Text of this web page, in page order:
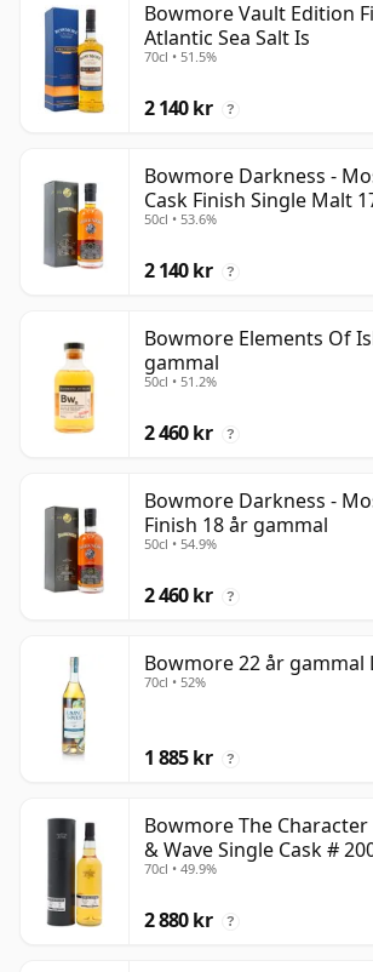
Bowmore Vault Edition
Atlantic Sea Salt Is
70cl • 51.5%
2 140 kr ?
Bowmore Darkness -
Cask Finish Single Malt
50cl • 53.6%
2 140 kr ?
Bowmore Elements Of
gammal
50cl • 51.2%
2 460 kr ?
Bowmore Darkness -
Finish 18 år gammal
50cl • 54.9%
2 460 kr ?
Bowmore 22 år gammal
70cl • 52%
1 885 kr ?
Bowmore The
& Wave Single Cask #
gammal
70cl • 49.9%
2 880 kr ?